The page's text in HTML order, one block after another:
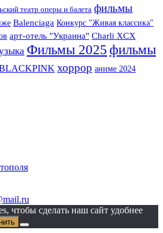
театр оперы и балета фильмы
Balenciaga Конкурс "Живая классика"
арт-отель "Украина" Charli XCX
Фильмы 2025 фильмы
хоррор аниме 2024
чтобы сделать наш сайт удобнее